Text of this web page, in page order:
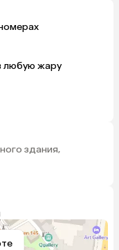
любую жару
здания,